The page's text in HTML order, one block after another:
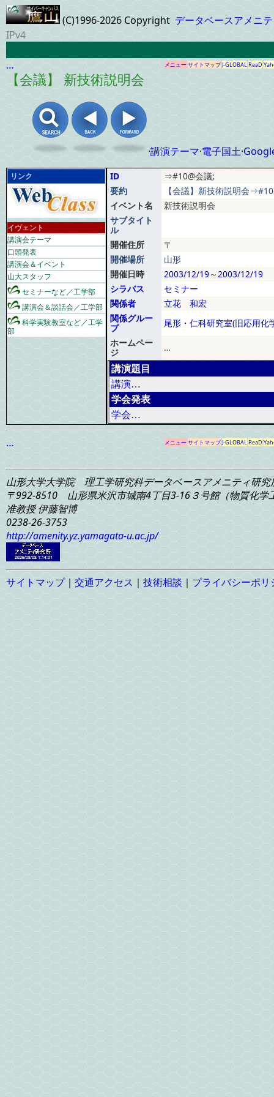
(C)1996-2026 Copyright データベースアメニ
IPv4
… メニューサイトマップJ-GLOBALReaD
【会議】 新技術説明会
·講演テーマ·電子国土·
リンク
イヴェント
講演会テーマ
口頭発表
講演会＆イベント
山大スタッフ
セミナーなど／工学部
講演会＆談話会／工学部
科学実験教室など／工学
部
ID
⇒#10@会議;
要約
【会議】新技術説明会
イベント名
新技術説明会
サブタイト
ル
開催住所
〒
開催場所
山形
開催日時
2003/12/19～2003/12/19
シラバス
セミナー
関係者
立花 和宏
関係グルー
プ
尾形・仁科研究室(旧応用化
ホームペー
ジ
…
講演題目
講演…
学会発表
学会…
… メニューサイトマップJ-GLOBALReaD
山形大学大学院 理工学研究科データベースアメニティ研究
〒992-8510 山形県米沢市城南4丁目3-16３号館（物質化学
准教授 伊藤智博
0238-26-3753
http://amenity.yz.yamagata-u.ac.jp/
サイトマップ｜ 交通アクセス ｜ 技術相談 ｜ プライバシーポリ